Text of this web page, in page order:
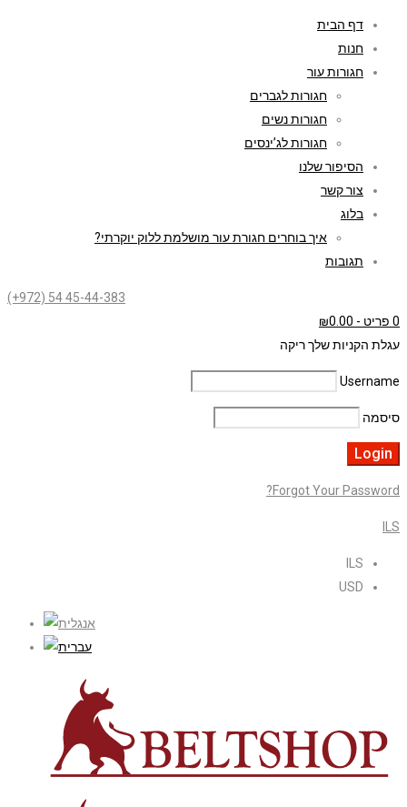
דף הבית
חנות
חגורות עור
חגורות לגברים
חגורות נשים
חגורות לג’ינסים
הסיפור שלנו
צור קשר
בלוג
איך בוחרים חגורת עור מושלמת ללוק יוקרתי?
תגובות
(+972) 54 45-44-383
0 פריט
-
₪0.00
עגלת הקניות שלך ריקה
Username
סיסמה
Forgot Your Password?
ILS
ILS
USD